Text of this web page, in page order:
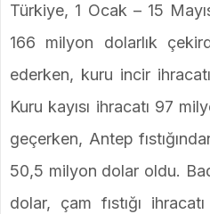
Türkiye, 1 Ocak – 15
166 milyon dolarlık
ederken, kuru incir
Kuru kayısı ihracatı 97
geçerken, Antep
50,5 milyon dolar oldu.
dolar, çam fıstığı